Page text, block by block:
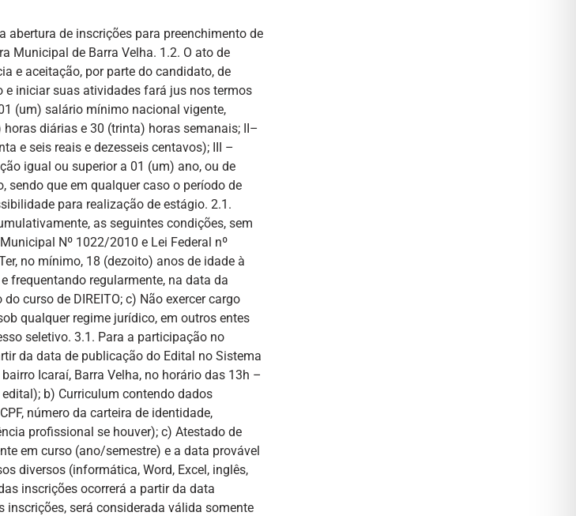
abertura de inscrições para preenchimento de
Municipal de Barra Velha. 1.2. O ato de
e aceitação, por parte do candidato, de
iniciar suas atividades fará jus nos termos
(um) salário mínimo nacional vigente,
diárias e 30 (trinta) horas semanais; II–
e seis reais e dezesseis centavos); III –
igual ou superior a 01 (um) ano, ou de
que em qualquer caso o período de
para realização de estágio. 2.1.
as seguintes condições, sem
Nº 1022/2010 e Lei Federal nº
no mínimo, 18 (dezoito) anos de idade à
frequentando regularmente, na data da
curso de DIREITO; c) Não exercer cargo
qualquer regime jurídico, em outros entes
seletivo. 3.1. Para a participação no
da data de publicação do Edital no Sistema
Icaraí, Barra Velha, no horário das 13h –
b) Curriculum contendo dados
número da carteira de identidade,
profissional se houver); c) Atestado de
em curso (ano/semestre) e a data provável
diversos (informática, Word, Excel, inglês,
inscrições ocorrerá a partir da data
será considerada válida somente